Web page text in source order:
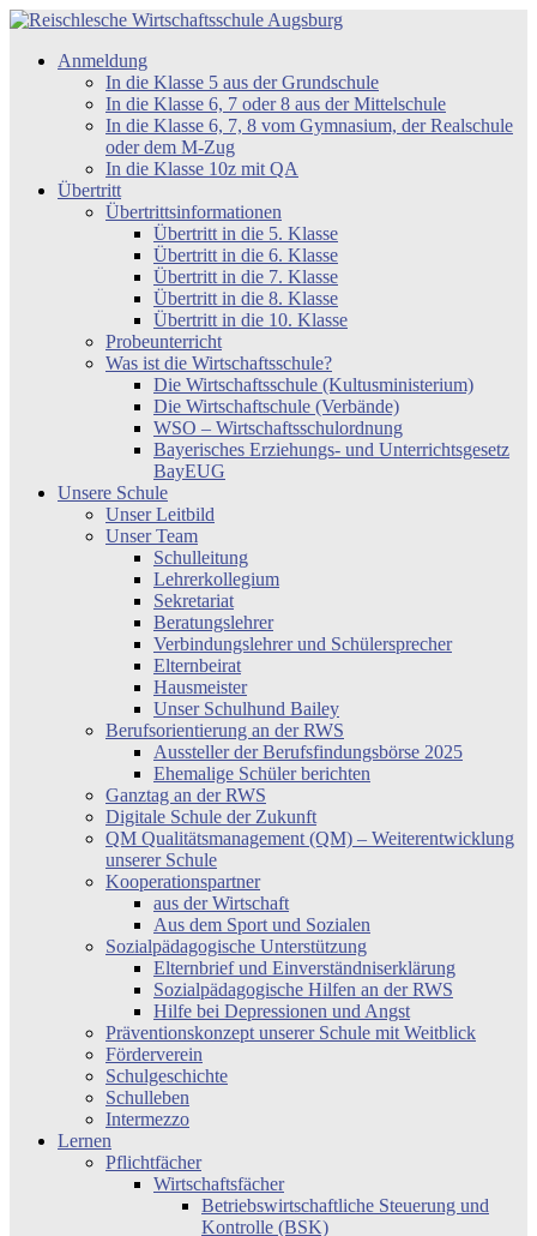
Zum
springen
Reischlesche
Wirtschaftsschule
Anmeldung
In die Klasse 5 aus der Grundschule
In die Klasse 6, 7 oder 8 aus der Mittelschule
In die Klasse 6, 7, 8 vom Gymnasium, der Realschule
oder dem M-Zug
In die Klasse 10z mit QA
Übertritt
Übertrittsinformationen
Übertritt in die 5. Klasse
Übertritt in die 6. Klasse
Übertritt in die 7. Klasse
Übertritt in die 8. Klasse
Übertritt in die 10. Klasse
Probeunterricht
Was ist die Wirtschaftsschule?
Die Wirtschaftsschule (Kultusministerium)
Die Wirtschaftschule (Verbände)
WSO – Wirtschaftsschulordnung
Bayerisches Erziehungs- und Unterrichtsgesetz
BayEUG
Unsere Schule
Unser Leitbild
Unser Team
Schulleitung
Lehrerkollegium
Sekretariat
Beratungslehrer
Verbindungslehrer und Schülersprecher
Elternbeirat
Hausmeister
Unser Schulhund Bailey
Berufsorientierung an der RWS
Aussteller der Berufsfindungsbörse 2025
Ehemalige Schüler berichten
Ganztag an der RWS
Digitale Schule der Zukunft
QM Qualitätsmanagement (QM) – Weiterentwicklung
unserer Schule
Kooperationspartner
aus der Wirtschaft
Aus dem Sport und Sozialen
Sozialpädagogische Unterstützung
Elternbrief und Einverständniserklärung
Sozialpädagogische Hilfen an der RWS
Hilfe bei Depressionen und Angst
Präventionskonzept unserer Schule mit Weitblick
Förderverein
Schulgeschichte
Schulleben
Intermezzo
Lernen
Pflichtfächer
Wirtschaftsfächer
Betriebswirtschaftliche Steuerung und
Kontrolle (BSK)